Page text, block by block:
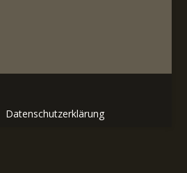
Datenschutzerklärung